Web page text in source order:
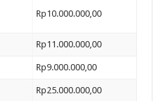
Rp10.000.000,00
Rp11.000.000,00
Rp9.000.000,00
Rp25.000.000,00